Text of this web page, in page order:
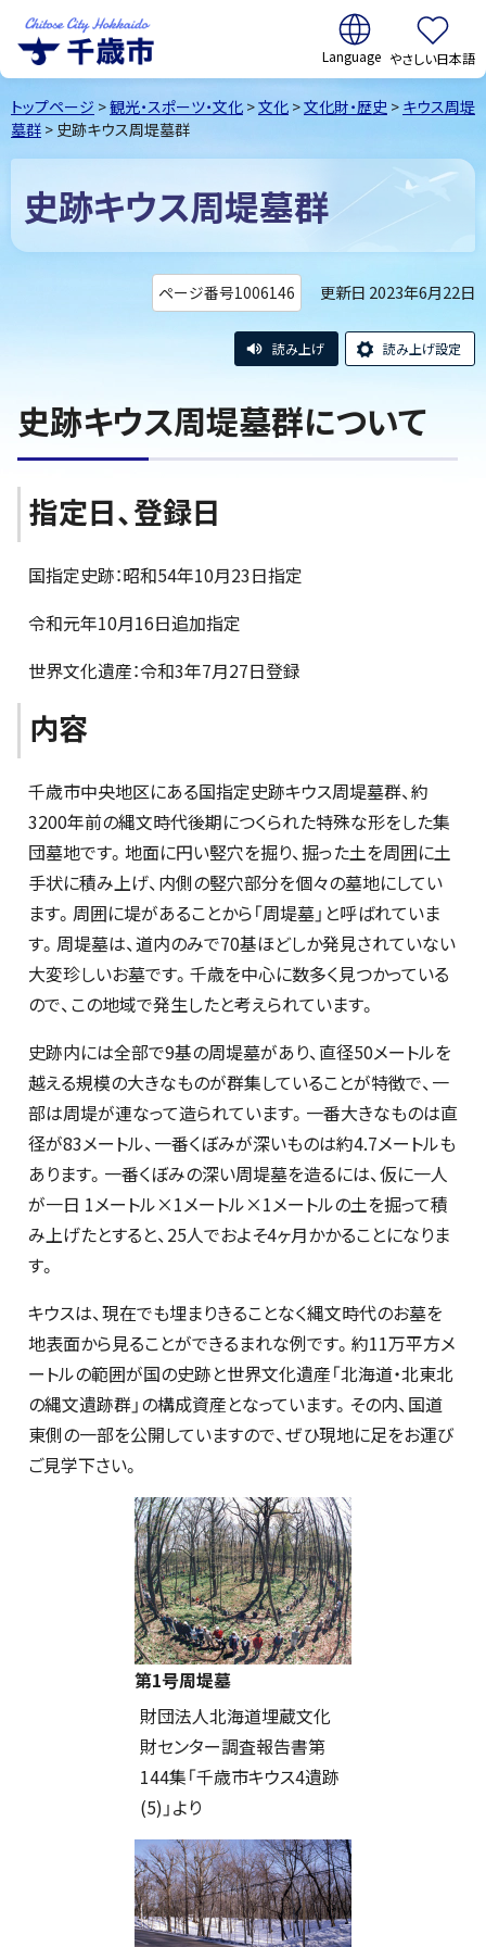
千歳市Chitose
City Hokkaido
翻訳:
やさしい日本語
トップページ >観光・スポーツ・文化 >文化 >文化財・歴史 > キウス周堤
墓群 > 史跡キウス周堤墓群
史跡キウス周堤墓群
ページ番号1006146 更新日 2023年6月22日
読み上げ 読み上げ設定
史跡キウス周堤墓群について
指定日、登録日
国指定史跡：昭和54年10月23日指定
令和元年10月16日追加指定
世界文化遺産：令和3年7月27日登録
内容
千歳市中央地区にある国指定史跡キウス周堤墓群、約
3200年前の縄文時代後期につくられた特殊な形をした集
団墓地です。地面に円い竪穴を掘り、掘った土を周囲に土
手状に積み上げ、内側の竪穴部分を個々の墓地にしてい
ます。周囲に堤があることから「周堤墓」と呼ばれていま
す。周堤墓は、道内のみで70基ほどしか発見されていない
大変珍しいお墓です。千歳を中心に数多く見つかっている
ので、この地域で発生したと考えられています。
史跡内には全部で9基の周堤墓があり、直径50メートルを
越える規模の大きなものが群集していることが特徴で、一
部は周堤が連なって造られています。一番大きなものは直
径が83メートル、一番くぼみが深いものは約4.7メートルも
あります。一番くぼみの深い周堤墓を造るには、仮に一人
が一日 1メートル×1メートル×1メートルの土を掘って積
み上げたとすると、25人でおよそ4ヶ月かかることになりま
す。
キウスは、現在でも埋まりきることなく縄文時代のお墓を
地表面から見ることができるまれな例です。約11万平方メ
ートルの範囲が国の史跡と世界文化遺産「北海道・北東北
の縄文遺跡群」の構成資産となっています。その内、国道
東側の一部を公開していますので、ぜひ現地に足をお運び
ご見学下さい。
第1号周堤墓
財団法人北海道埋蔵文化
財センター調査報告書第
144集「千歳市キウス4遺跡
(5)」より